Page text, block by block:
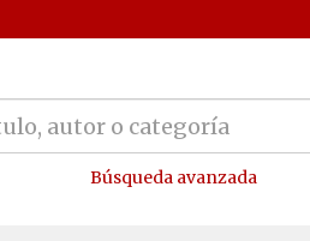
Búsqueda avanzada